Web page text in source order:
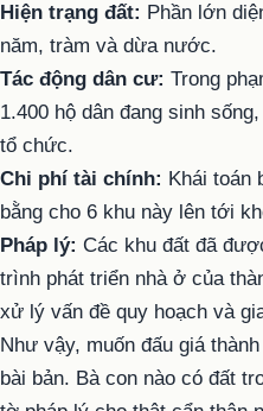
Hiện trạng đất: Phần lớn
năm, tràm và dừa nước.
Tác động dân cư: Trong
1.400 hộ dân đang sinh
tổ chức.
Chi phí tài chính: Khái toán
bằng cho 6 khu này lên tới
Pháp lý: Các khu đất đã
trình phát triển nhà ở của
xử lý vấn đề quy hoạch và
Như vậy, muốn đấu giá
bài bản. Bà con nào có đất